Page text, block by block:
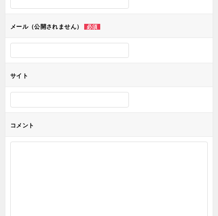
ン
メール（公開されません） 必須
サイト
コメント